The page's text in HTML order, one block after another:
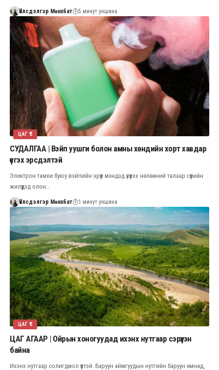
Үйлсдэлгэр Мөнхбат 5 минут уншина
ЦАГ ҮЕ
СУДАЛГАА | Вэйп уушги болон амны хөндийн хорт хавдар
үүсгэх эрсдэлтэй
Электрон тамхи буюу вэйпийн эрүүл мэндэд үзүүлэх нөлөөний талаар сүүлийн
жилүүдэд олон…
Үйлсдэлгэр Мөнхбат 1 минут уншина
ЦАГ ҮЕ
ЦАГ АГААР | Ойрын хоногуудад ихэнх нутгаар сэрүүхэн
байна
Ихэнх нутгаар солигдмол үүлтэй. Баруун аймгуудын нутгийн баруун өмнөд,